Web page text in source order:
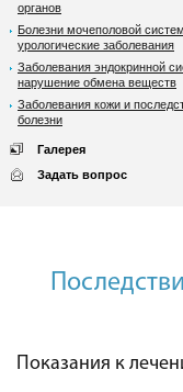
органов
Болезни мочеполовой
урологические заболевания
Заболевания эндокринной
нарушение обмена веществ
Заболевания кожи и
болезни
Галерея
Задать вопрос
Показания к